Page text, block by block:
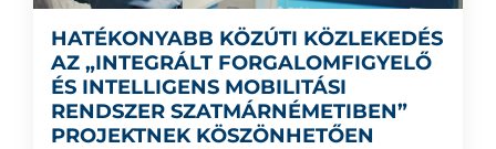
HATÉKONYABB KÖZÚTI KÖZLEKEDÉS
AZ „INTEGRÁLT FORGALOMFIGYELŐ
ÉS INTELLIGENS MOBILITÁSI
RENDSZER SZATMÁRNÉMETIBEN”
PROJEKTNEK KÖSZÖNHETŐEN